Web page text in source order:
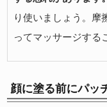
り使いましょう。摩
ってマッサージする
顔に塗る前にパッ